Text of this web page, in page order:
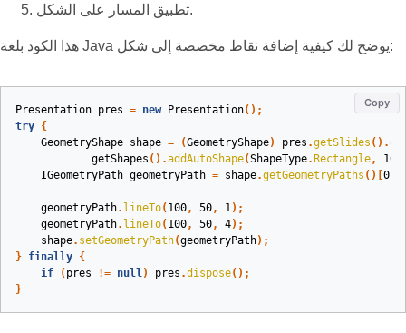
تطبيق المسار على الشكل.
هذا الكود بلغة Java يوضح لك كيفية إضافة نقاط مخصصة إلى شكل:
Copy
Presentation pres = new Presentation();
try {
GeometryShape shape = (GeometryShape) pres .getSlides ().
getShapes ().addAutoShape(ShapeType. Rectangle, 100
IGeometryPath geometryPath = shape.getGeometryPaths ()[ 0
geometryPath. lineTo( 100, 50, 1);
geometryPath. lineTo( 100, 50, 4);
shape. setGeometryPath(geometryPath);
} finally {
if
( pres != null) pres .dispose();
}